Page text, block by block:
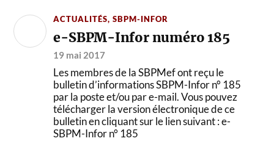
ACTUALITÉS,SBPM-INFOR
e-SBPM-Infor numéro 185
19 mai 2017
Les membres de la SBPMef ont reçu le
bulletin d’informations SBPM-Infor n° 185
par la poste et/ou par e-mail. Vous pouvez
télécharger la version électronique de ce
bulletin en cliquant sur le lien suivant : e-
SBPM-Infor n° 185